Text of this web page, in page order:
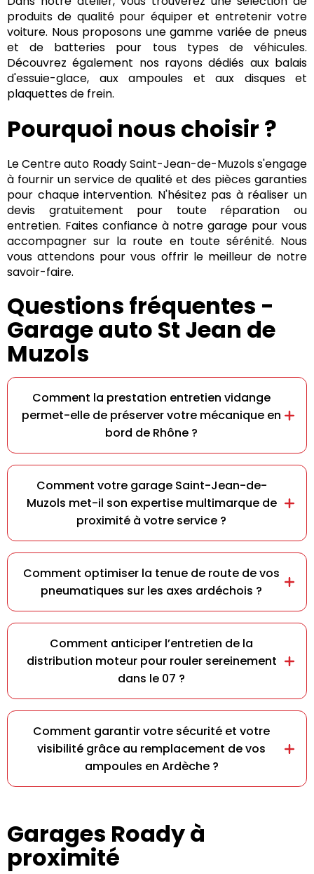
produits de qualité pour équiper et entretenir votre
voiture. Nous proposons une gamme variée de pneus
et de batteries pour tous types de véhicules.
Découvrez également nos rayons dédiés aux balais
d'essuie-glace, aux ampoules et aux disques et
plaquettes de frein.
Pourquoi nous choisir ?
Le Centre auto Roady Saint-Jean-de-Muzols s'engage
à fournir un service de qualité et des pièces garanties
pour chaque intervention. N'hésitez pas à réaliser un
devis gratuitement pour toute réparation ou
entretien. Faites confiance à notre garage pour vous
accompagner sur la route en toute sérénité. Nous
vous attendons pour vous offrir le meilleur de notre
savoir-faire.
Questions fréquentes -
Garage auto St Jean de
Muzols
Comment la prestation entretien vidange
permet-elle de préserver votre mécanique en
bord de Rhône ?
Comment votre garage Saint-Jean-de-
Muzols met-il son expertise multimarque de
proximité à votre service ?
Comment optimiser la tenue de route de vos
pneumatiques sur les axes ardéchois ?
Comment anticiper l’entretien de la
distribution moteur pour rouler sereinement
dans le 07 ?
Comment garantir votre sécurité et votre
visibilité grâce au remplacement de vos
ampoules en Ardèche ?
Garages Roady à
proximité